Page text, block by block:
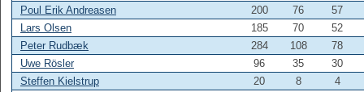
Poul Erik Andreasen
200 76
57
Lars Olsen
185 70
52
Peter Rudbæk
284 108
78
Uwe Rösler
96 35
30
Steffen Kielstrup
20 8
4